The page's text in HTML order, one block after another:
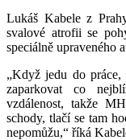
Lukáš Kabele z
svalové atrofii se
speciálně upraveného
„Když jedu do
zaparkovat co
vzdálenost, takže
schody, tlačí se tam
nepomůžu,“ říká